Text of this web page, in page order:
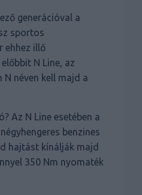
generációval a
sportos
ehhez illő
N Line, az
néven kell majd a
Az N Line esetében a
benzines
hajtást kínálják majd
350 Nm nyomaték